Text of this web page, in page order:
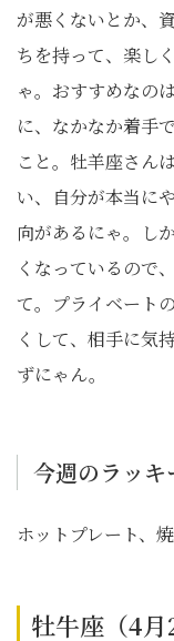
が悪くないとか、
ちを持って、楽し
ゃ。おすすめなの
に、なかなか着手
こと。牡羊座さん
い、自分が本当に
向があるにゃ。し
くなっているので
て。プライベート
くして、相手に気
ずにゃん。
今週のラッキ
ホットプレート、
牡牛座（4